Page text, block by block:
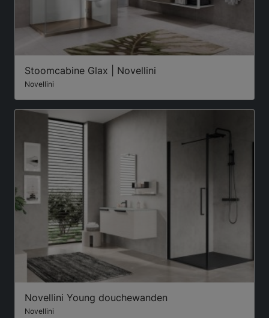
Stoomcabine Glax | Novellini
Novellini
Novellini Young douchewanden
Novellini